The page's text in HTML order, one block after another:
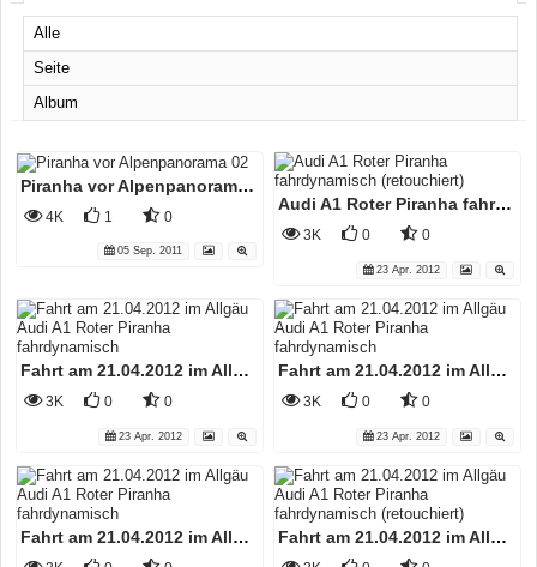
Alle
Seite
Album
Piranha vor Alpenpanorama 02
4K 1 0
05 Sep. 2011
Audi A1 Roter Piranha fahrdynamisch (retouchiert)
3K 0 0
23 Apr. 2012
Fahrt am 21.04.2012 im Allgäu Audi A1 Roter Piranha fahrdynamisch
3K 0 0
23 Apr. 2012
Fahrt am 21.04.2012 im Allgäu Audi A1 Roter Piranha fahrdynamisch
3K 0 0
23 Apr. 2012
Fahrt am 21.04.2012 im Allgäu Audi A1 Roter Piranha fahrdynamisch Fahrt am 21.04.2012 im Allgäu Audi A1 Roter Piranha fahrdynamisch (retouchiert)